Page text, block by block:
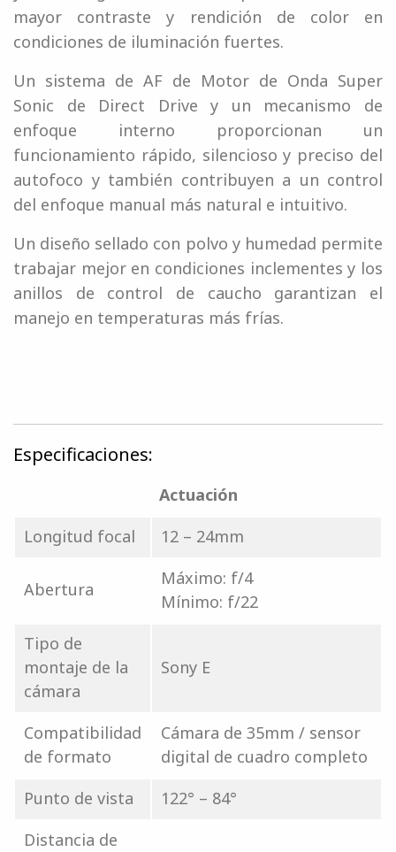
mayor contraste y rendición de color en
condiciones de iluminación fuertes.
Un sistema de AF de Motor de Onda Super
Sonic de Direct Drive y un mecanismo de
enfoque interno proporcionan un
funcionamiento rápido, silencioso y preciso del
autofoco y también contribuyen a un control
del enfoque manual más natural e intuitivo.
Un diseño sellado con polvo y humedad permite
trabajar mejor en condiciones inclementes y los
anillos de control de caucho garantizan el
manejo en temperaturas más frías.
Especificaciones:
Actuación
Longitud focal
12 – 24mm
Abertura
Máximo: f/4
Mínimo: f/22
Tipo de
montaje de la
cámara
Sony E
Compatibilidad
de formato
Cámara de 35mm / sensor
digital de cuadro completo
Punto de vista
122° – 84°
Distancia de